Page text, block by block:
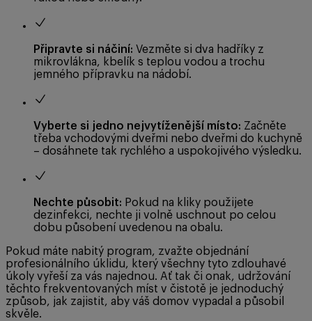
Připravte si náčiní: Vezměte si dva hadříky z
mikrovlákna, kbelík s teplou vodou a trochu
jemného přípravku na nádobí.
Vyberte si jedno nejvytíženější místo: Začněte
třeba vchodovými dveřmi nebo dveřmi do kuchyně
– dosáhnete tak rychlého a uspokojivého výsledku.
Nechte působit: Pokud na kliky použijete
dezinfekci, nechte ji volně uschnout po celou
dobu působení uvedenou na obalu.
Pokud máte nabitý program, zvažte objednání
profesionálního úklidu, který všechny tyto zdlouhavé
úkoly vyřeší za vás najednou. Ať tak či onak, udržování
těchto frekventovaných míst v čistotě je jednoduchý
způsob, jak zajistit, aby váš domov vypadal a působil
skvěle.